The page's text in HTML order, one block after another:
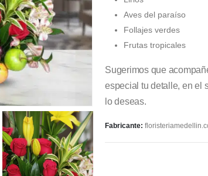
Aves del paraíso
Follajes verdes
Frutas tropicales
Sugerimos que
especial tu detalle, en el
lo deseas.
Fabricante: